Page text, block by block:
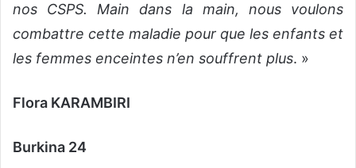
nos CSPS. Main dans la main, nous voulons
combattre cette maladie pour que les enfants et
les femmes enceintes n’en souffrent plus. »
Flora KARAMBIRI
Burkina 24